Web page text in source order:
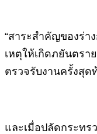
“สาระสำคัญของร่า
เหตุให้เกิดภยันตร
ตรวจรับงานครั้งสุด
และเมื่อปลัดกระทร